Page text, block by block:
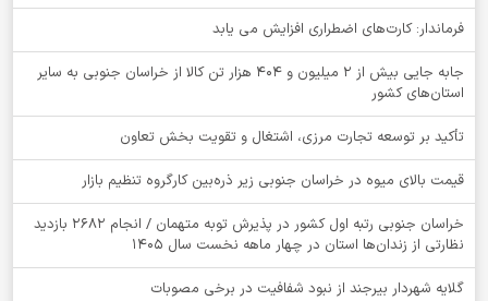
فرماندار: کارت‌های اضطراری افزایش می یابد
جابه جایی بیش از 2 میلیون و 404 هزار تن کالا از خراسان جنوبی به سایر
استان‌های کشور
تأکید بر توسعه تجارت مرزی، اشتغال و تقویت بخش تعاون
قیمت بالای میوه در خراسان جنوبی زیر ذره‌بین کارگروه تنظیم بازار
خراسان جنوبی رتبه اول کشور در پذیرش توبه متهمان / انجام ۲۶۸۲ بازدید
نظارتی از زندان‌ها استان در چهار ماهه نخست سال 1405
گلایه شهردار بیرجند از نبود شفافیت در برخی مصوبات